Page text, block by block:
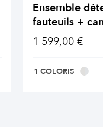
Ensemble
fauteuils +
1 599,00 €
1 COLORIS